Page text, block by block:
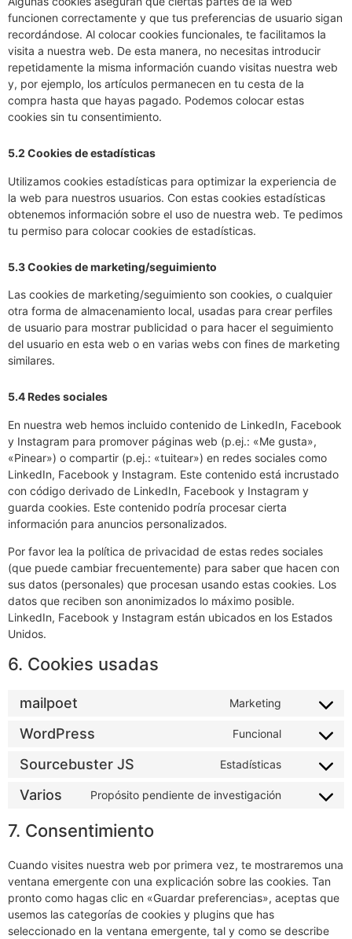
funcionen correctamente y que tus preferencias de usuario sigan
recordándose. Al colocar cookies funcionales, te facilitamos la
visita a nuestra web. De esta manera, no necesitas introducir
repetidamente la misma información cuando visitas nuestra web
y, por ejemplo, los artículos permanecen en tu cesta de la
compra hasta que hayas pagado. Podemos colocar estas
cookies sin tu consentimiento.
5.2 Cookies de estadísticas
Utilizamos cookies estadísticas para optimizar la experiencia de
la web para nuestros usuarios. Con estas cookies estadísticas
obtenemos información sobre el uso de nuestra web. Te pedimos
tu permiso para colocar cookies de estadísticas.
5.3 Cookies de marketing/seguimiento
Las cookies de marketing/seguimiento son cookies, o cualquier
otra forma de almacenamiento local, usadas para crear perfiles
de usuario para mostrar publicidad o para hacer el seguimiento
del usuario en esta web o en varias webs con fines de marketing
similares.
5.4 Redes sociales
En nuestra web hemos incluido contenido de LinkedIn, Facebook
y Instagram para promover páginas web (p.ej.: «Me gusta»,
«Pinear») o compartir (p.ej.: «tuitear») en redes sociales como
LinkedIn, Facebook y Instagram. Este contenido está incrustado
con código derivado de LinkedIn, Facebook y Instagram y
guarda cookies. Este contenido podría procesar cierta
información para anuncios personalizados.
Por favor lea la política de privacidad de estas redes sociales
(que puede cambiar frecuentemente) para saber que hacen con
sus datos (personales) que procesan usando estas cookies. Los
datos que reciben son anonimizados lo máximo posible.
LinkedIn, Facebook y Instagram están ubicados en los Estados
Unidos.
6. Cookies usadas
mailpoet Marketing
WordPress Funcional
Sourcebuster JS Estadísticas
Varios Propósito pendiente de investigación
7. Consentimiento
Cuando visites nuestra web por primera vez, te mostraremos una
ventana emergente con una explicación sobre las cookies. Tan
pronto como hagas clic en «Guardar preferencias», aceptas que
usemos las categorías de cookies y plugins que has
seleccionado en la ventana emergente, tal y como se describe